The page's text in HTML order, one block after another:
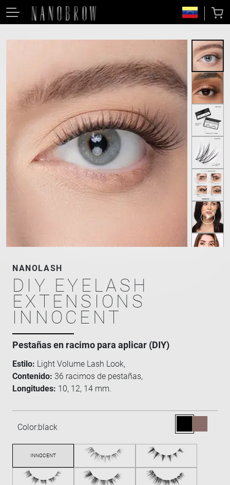
NANOLASH
DIY EYELASH
EXTENSIONS
INNOCENT
Pestañas en racimo para aplicar (DIY)
Estilo: Light Volume Lash Look,
Contenido: 36 racimos de pestañas,
Longitudes: 10, 12, 14 mm.
Color:black